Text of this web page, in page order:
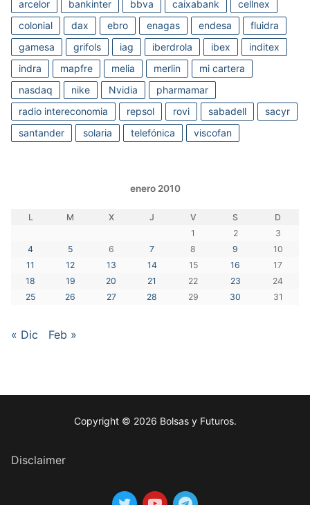
arcelor
bankinter bbva caixabank
cellnex
colonial
dax ebro enagas endesa
fluidra
gamesa
grifols iag iberdrola ibex
inditex
indra
mapfre melia merlin
mi cartera
nasdaq
nike Nvidia
pharmamar
radio intereconomia
repsol rovi sabadell
sacyr
santander
solaria telefónica viscofan
enero 2010
L M X J V S
D
1
2
3
4
5 6 7 8 9
10
11
12 13 14 15 16
17
18
19 20 21 22 23
24
25
26 27 28 29 30 31
« Dic Feb »
Copyright © 2026 Bolsas y Futuros.
Disclaimer